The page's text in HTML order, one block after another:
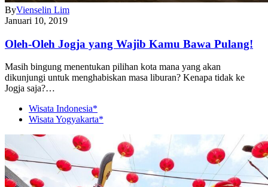
ByVienselin Lim
Januari 10, 2019
Oleh-Oleh Jogja yang Wajib Kamu Bawa Pulang!
Masih bingung menentukan pilihan kota mana yang akan
dikunjungi untuk menghabiskan masa liburan? Kenapa tidak ke
Jogja saja?…
Wisata Indonesia*
Wisata Yogyakarta*